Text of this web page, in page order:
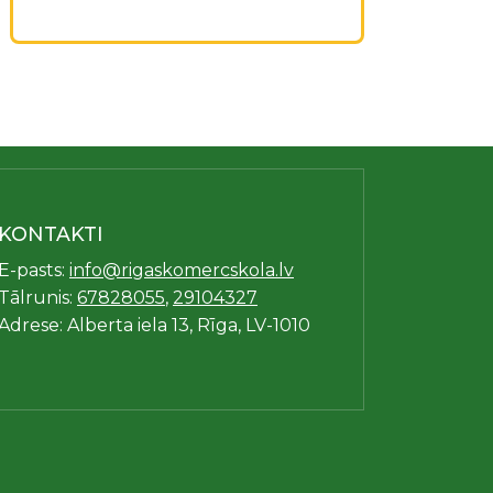
pasts: info@rigaskomercskola.lv
67828055, 29104327
Alberta iela 13, Rīga, LV-1010